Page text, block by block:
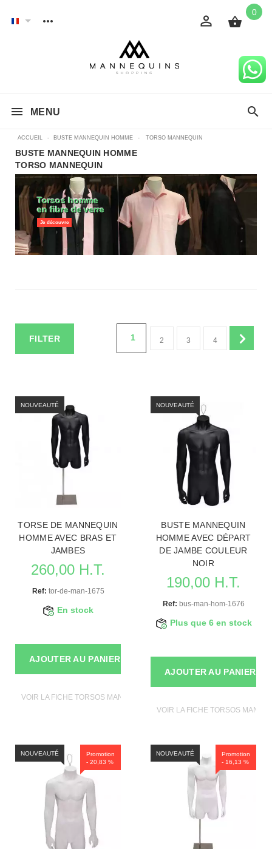
0
MENU
ACCUEIL - BUSTE MANNEQUIN HOMME - TORSO MANNEQUIN
BUSTE MANNEQUIN HOMME
TORSO MANNEQUIN
Torsos homme
en fibre de verre
Je découvre
FILTER 1 2 3 4
NOUVEAUTÉ
TORSE DE MANNEQUIN
HOMME AVEC BRAS ET
JAMBES
260,00 H.T.
Ref: tor-de-man-1675
En stock
AJOUTER AU PANIER
VOIR LA FICHE TORSOS MANNEQUINS
NOUVEAUTÉ
BUSTE MANNEQUIN
HOMME AVEC DÉPART
DE JAMBE COULEUR
NOIR
190,00 H.T.
Ref: bus-man-hom-1676
Plus que 6 en stock
AJOUTER AU PANIER
VOIR LA FICHE TORSOS
Promotion
- 20,83 %
NOUVEAUTÉ
Promotion
- 16,13 %
NOUVEAUTÉ